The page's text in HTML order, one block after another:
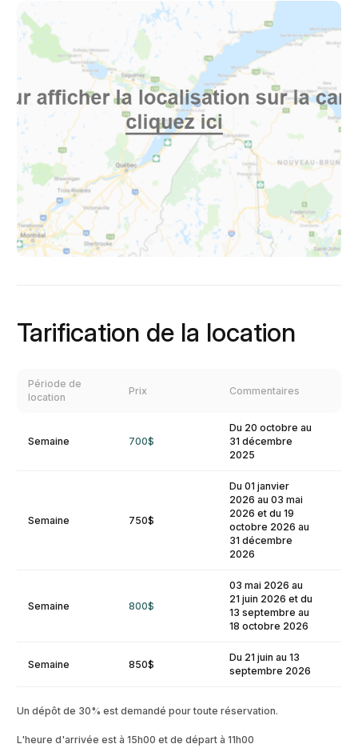
Tarification de la location
Période de
location
Prix Commentaires
Semaine 700$
Du 20 octobre au
31 décembre
2025
Semaine 750$
Du 01 janvier
2026 au 03 mai
2026 et du 19
octobre 2026 au
31 décembre
2026
Semaine 800$
03 mai 2026 au
21 juin 2026 et du
13 septembre au
18 octobre 2026
Semaine 850$
Du 21 juin au 13
septembre 2026
Un dépôt de 30% est demandé pour toute réservation.
L'heure d'arrivée est à 15h00 et de départ à 11h00